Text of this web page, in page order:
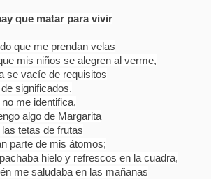
que matar para vivir
que me prendan velas
mis niños se alegren al verme,
se vacíe de requisitos
significados.
me identifica,
algo de Margarita
tetas de frutas
parte de mis átomos;
hielo y refrescos en la cuadra,
me saludaba en las mañanas